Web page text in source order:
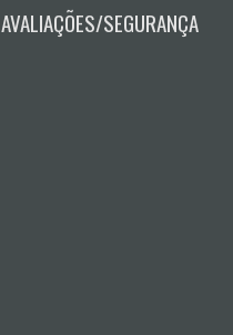
AVALIAÇÕES/SEGURANÇA